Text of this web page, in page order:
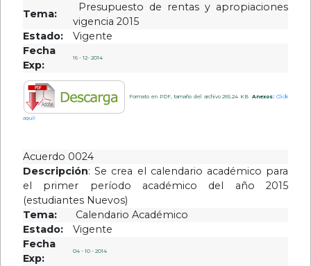
Tema:
Presupuesto de rentas y apropiaciones
vigencia 2015
Estado:
Vigente
Fecha
Exp:
16 - 12- 2014
Formato en PDF, tamaño del archivo 265.24 KBAnexos: Click
aquí!
Acuerdo 0024
Descripción: Se crea el calendario académico para
el primer período académico del año 2015
(estudiantes Nuevos)
Tema:
Calendario Académico
Estado:
Vigente
Fecha
Exp:
04 - 10 - 2014